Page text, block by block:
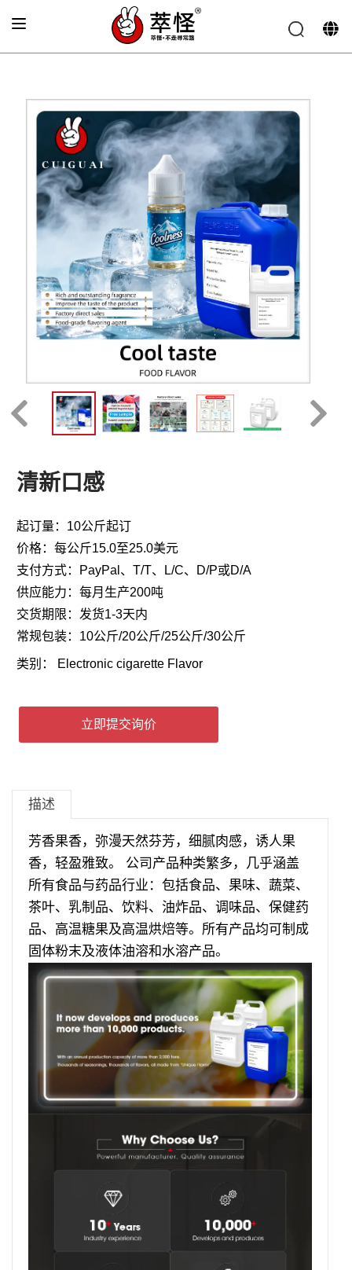
»清新口感
清新口感
起订量：10公斤起订
价格：每公斤15.0至25.0美元
支付方式：PayPal、T/T、L/C、D/P或D/A
供应能力：每月生产200吨
交货期限：发货1-3天内
常规包装：10公斤/20公斤/25公斤/30公斤
类别： Electronic cigarette Flavor
立即提交询价
描述
芳香果香，弥漫天然芬芳，细腻肉感，诱人果
香，轻盈雅致。 公司产品种类繁多，几乎涵盖
所有食品与药品行业：包括食品、果味、蔬菜、
茶叶、乳制品、饮料、油炸品、调味品、保健药
品、高温糖果及高温烘焙等。所有产品均可制成
固体粉末及液体油溶和水溶产品。